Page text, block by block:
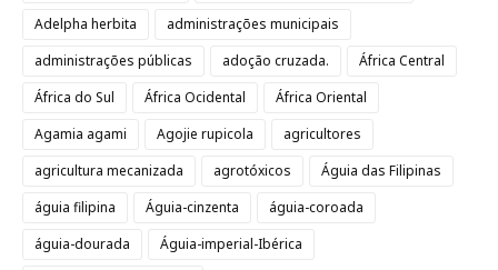
Adelpha herbita
administrações municipais
administrações públicas
adoção cruzada.
África Central
África do Sul
África Ocidental
África Oriental
Agamia agami
Agojie rupicola
agricultores
agricultura mecanizada
agrotóxicos
Águia das Filipinas
águia filipina
Águia-cinzenta
águia-coroada
águia-dourada
Águia-imperial-Ibérica